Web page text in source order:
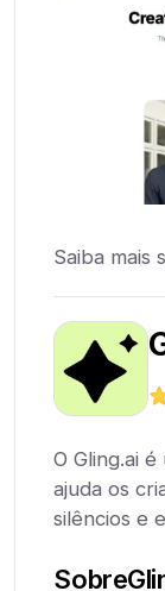
Saiba mais
O Gling.ai
ajuda os
silêncios e
Sobre